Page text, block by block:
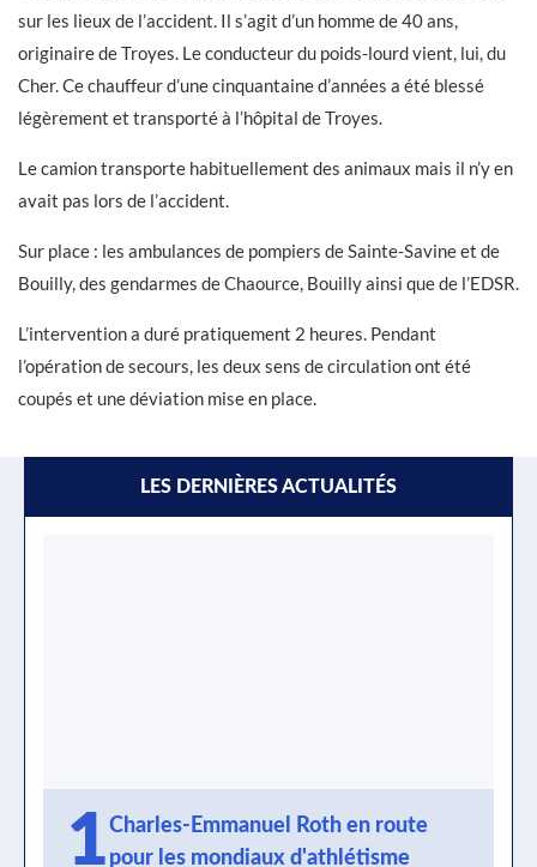
sur les lieux de l’accident. Il s’agit d’un homme de 40 ans,
originaire de Troyes. Le conducteur du poids-lourd vient, lui, du
Cher. Ce chauffeur d’une cinquantaine d’années a été blessé
légèrement et transporté à l’hôpital de Troyes.
Le camion transporte habituellement des animaux mais il n’y en
avait pas lors de l’accident.
Sur place : les ambulances de pompiers de Sainte-Savine et de
Bouilly, des gendarmes de Chaource, Bouilly ainsi que de l’EDSR.
L’intervention a duré pratiquement 2 heures. Pendant
l’opération de secours, les deux sens de circulation ont été
coupés et une déviation mise en place.
LES DERNIÈRES ACTUALITÉS
1Charles-Emmanuel Roth en route
pour les mondiaux d'athlétisme